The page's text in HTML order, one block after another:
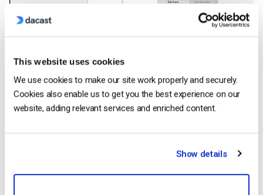
This website uses cookies
We use cookies to make our site work properly and securely.
Cookies also enable us to get you the best experience on our
website, adding relevant services and enriched content.
Show details
Vous pouvez maintenant régler la couleur de la clé
“Select” et en cliquant sur l’écran dans votre aperçu. Ajustez
les paramètres Similarité, Mélange et Réduction des
débordements jusqu’à ce que vous obteniez l’effet désiré,
puis cliquez sur “OK”.
Pour un tutoriel sur l’utilisation d’OBS avec Dacast, suivezce
Trucs et astuces sur les Chroma Key